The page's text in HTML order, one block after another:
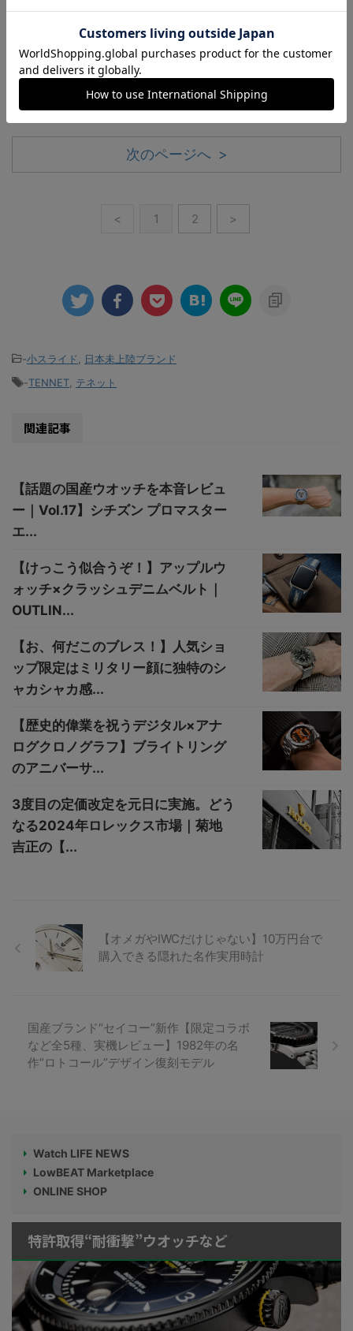
セコンド】コラボウオッチ
■小ぶりな36mmと42mm【ヒスイなど天然石を採
用した“価格破壊”の国産時計6選】西荻窪発のマイ
クロブランド“ザ・ニシオギ”新作
次のページへ >
< 1 2 >
-小スライド
日本未上陸ブランド
-TENNET テネット
関連記事
【話題の国産ウオッチを本音レビュ
ー｜Vol.17】シチズン プロマスター
エ...
【けっこう似合うぞ！】アップルウ
ォッチ×クラッシュデニムベルト｜
OUTLIN...
【お、何だこのブレス！】人気ショ
ップ限定はミリタリー顔に独特のシ
ャカシャカ感...
【歴史的偉業を祝うデジタル×アナ
ログクロノグラフ】ブライトリング
のアニバーサ...
3度目の定価改定を元日に実施。どう
なる2024年ロレックス市場｜菊地
吉正の【...
【オメガやIWCだけじゃない】10万円台で
購入できる隠れた名作実用時計
国産ブランド“セイコー”新作【限定コラボ
など全5種、実機レビュー】1982年の名
作“ロトコール”デザイン復刻モデル
Watch LIFE NEWS
LowBEAT Marketplace
ONLINE SHOP
特許取得“耐衝撃”ウオッチなど